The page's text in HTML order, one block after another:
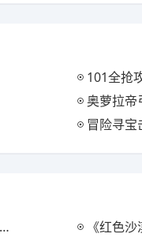
101全抢
奥萝拉帝
冒险寻宝
《红色